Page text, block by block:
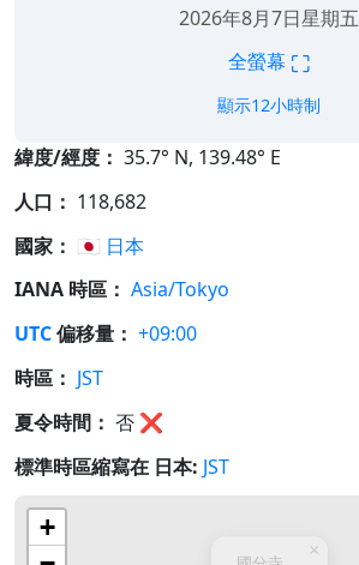
2026年8月7日星期五
全螢幕 ⛶
顯示12小時制
緯度/經度： 35.7° N, 139.48° E
人口： 118,682
國家： 🇯🇵 日本
IANA 時區： Asia/Tokyo
UTC偏移量： +09:00
時區： JST
夏令時間： 否 ❌
標準時區縮寫在 日本: JST
×
+